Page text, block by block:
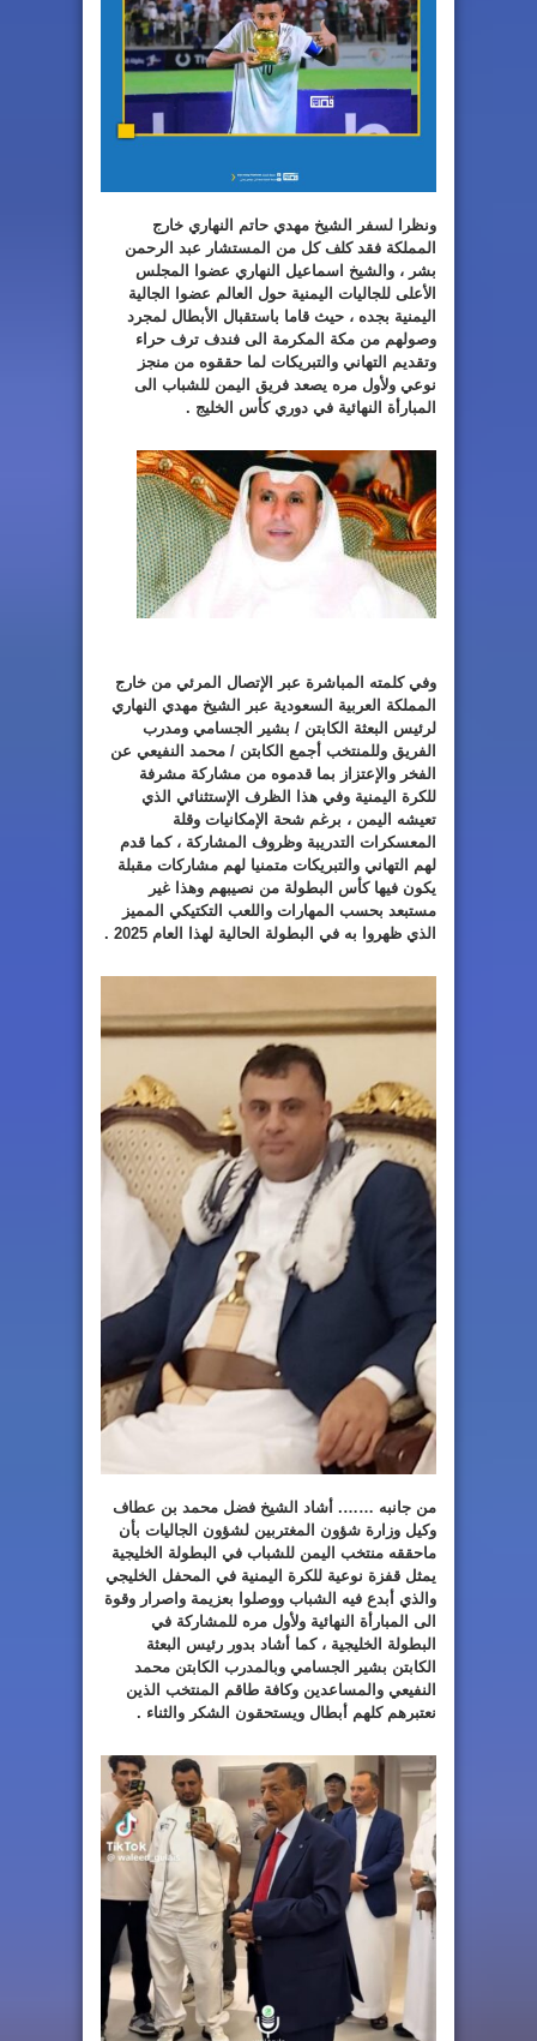
ونظرا لسفر الشيخ مهدي حاتم النهاري خارج
المملكة فقد كلف كل من المستشار عبد الرحمن
بشر ، والشيخ اسماعيل النهاري عضوا المجلس
الأعلى للجاليات اليمنية حول العالم عضوا الجالية
اليمنية بجده ، حيث قاما باستقبال الأبطال لمجرد
وصولهم من مكة المكرمة الى فندف ترف حراء
وتقديم التهاني والتبريكات لما حققوه من منجز
نوعي ولأول مره يصعد فريق اليمن للشباب الى
المبارأة النهائية في دوري كأس الخليج .
وفي كلمته المباشرة عبر الإتصال المرئي من خارج
المملكة العربية السعودية عبر الشيخ مهدي النهاري
لرئيس البعثة الكابتن / بشير الجسامي ومدرب
الفريق وللمنتخب أجمع الكابتن / محمد النفيعي عن
الفخر والإعتزاز بما قدموه من مشاركة مشرفة
للكرة اليمنية وفي هذا الظرف الإستثنائي الذي
تعيشه اليمن ، برغم شحة الإمكانيات وقلة
المعسكرات التدريبة وظروف المشاركة ، كما قدم
لهم التهاني والتبريكات متمنيا لهم مشاركات مقبلة
يكون فيها كأس البطولة من نصيبهم وهذا غير
مستبعد بحسب المهارات واللعب التكتيكي المميز
الذي ظهروا به في البطولة الحالية لهذا العام 2025 .
من جانبه ……. أشاد الشيخ فضل محمد بن عطاف
وكيل وزارة شؤون المغتربين لشؤون الجاليات بأن
ماحققه منتخب اليمن للشباب في البطولة الخليجية
يمثل قفزة نوعية للكرة اليمنية في المحفل الخليجي
والذي أبدع فيه الشباب ووصلوا بعزيمة واصرار وقوة
الى المبارأة النهائية ولأول مره للمشاركة في
البطولة الخليجية ، كما أشاد بدور رئيس البعثة
الكابتن بشير الجسامي وبالمدرب الكابتن محمد
النفيعي والمساعدين وكافة طاقم المنتخب الذين
نعتبرهم كلهم أبطال ويستحقون الشكر والثناء .